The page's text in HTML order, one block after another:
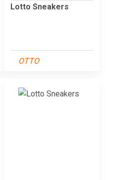
Lotto Sneakers
OTTO